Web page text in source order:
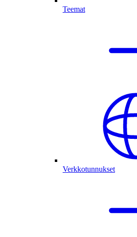
Teemat
Verkkotunnukset